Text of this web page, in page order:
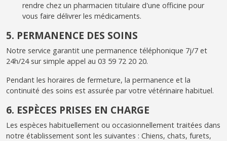
rendre chez un pharmacien titulaire d'une officine pour
vous faire délivrer les médicaments.
5. PERMANENCE DES SOINS
Notre service garantit une permanence téléphonique 7j/7 et
24h/24 sur simple appel au 03 59 72 20 20.
Pendant les horaires de fermeture, la permanence et la
continuité des soins est assurée par votre vétérinaire habituel.
6. ESPÈCES PRISES EN CHARGE
Les espèces habituellement ou occasionnellement traitées dans
notre établissement sont les suivantes : Chiens, chats, furets,